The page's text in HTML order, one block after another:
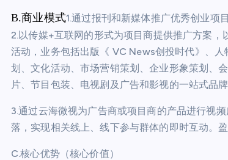
B.商业模式1.通过报刊和新媒体推广优秀创业项
2.以传媒+互联网的形式为项目商提供推广方案
活动，业务包括出版《 VC News创投时代》、
划、文化活动、市场营销策划、企业形象策划、
片、节目包装、电视剧及广告和影视的一站式品
3.通过云海微视为广告商或项目商的产品进行视
落，实现相关线上、线下参与群体的即时互动。
C.核心优势（核心价值）